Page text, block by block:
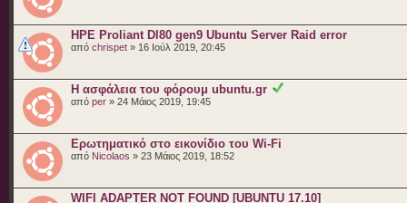
HPE Proliant Dl80 gen9 Ubuntu Server Raid error
από chrispet » 16 Ιούλ 2019, 20:45
Η ασφάλεια του φόρουμ ubuntu.gr
από per » 24 Μάιος 2019, 19:45
Ερωτηματικό στο εικονίδιο του Wi-Fi
από Nicolaos » 23 Μάιος 2019, 18:52
WIFI ADAPTER NOT FOUND [UBUNTU 17.10]